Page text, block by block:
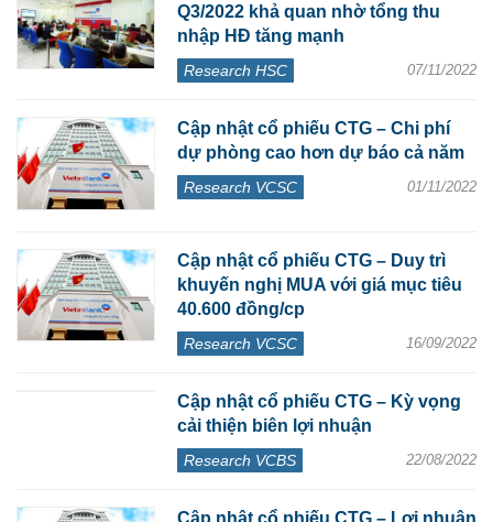
Q3/2022 khả quan nhờ tổng thu
nhập HĐ tăng mạnh
Research HSC 07/11/2022
Cập nhật cổ phiếu CTG – Chi phí
dự phòng cao hơn dự báo cả năm
Research VCSC 01/11/2022
Cập nhật cổ phiếu CTG – Duy trì
khuyến nghị MUA với giá mục tiêu
40.600 đồng/cp
Research VCSC 16/09/2022
Cập nhật cổ phiếu CTG – Kỳ vọng
cải thiện biên lợi nhuận
Research VCBS 22/08/2022
Cập nhật cổ phiếu CTG – Lợi nhuận